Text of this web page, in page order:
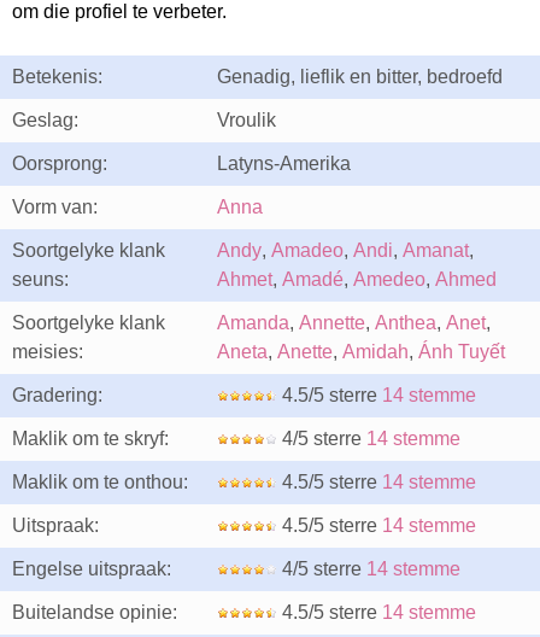
om die profiel te verbeter.
Betekenis: Genadig, lieflik en bitter, bedroefd
Geslag: Vroulik
Oorsprong: Latyns-Amerika
Vorm van: Anna
Soortgelyke klank
seuns:
Andy, Amadeo, Andi, Amanat,
Ahmet, Amadé, Amedeo, Ahmed
Soortgelyke klank
meisies:
Amanda, Annette, Anthea, Anet,
Aneta, Anette, Amidah, Ánh Tuyết
Gradering: 4.5/5 sterre 14 stemme
Maklik om te skryf: 4/5 sterre 14 stemme
Maklik om te onthou: 4.5/5 sterre 14 stemme
Uitspraak: 4.5/5 sterre 14 stemme
Engelse uitspraak: 4/5 sterre 14 stemme
Buitelandse opinie: 4.5/5 sterre 14 stemme